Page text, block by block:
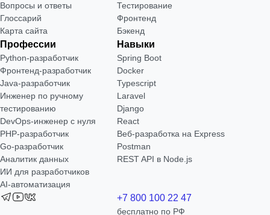
Вопросы и ответы
Глоссарий
Карта сайта
Тестирование
Фронтенд
Бэкенд
Профессии
Python-разработчик
Фронтенд-разработчик
Java-разработчик
Инженер по ручному
тестированию
DevOps-инженер с нуля
РНР-разработчик
Go-разработчик
Аналитик данных
ИИ для разработчиков
AI-автоматизация
Навыки
Spring Boot
Docker
Typescript
Laravel
Django
React
Веб-разработка на Express
Postman
REST API в Node.js
+7 800 100 22 47
бесплатно по РФ